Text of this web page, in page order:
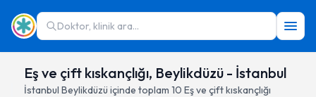
Doktor, klinik ara...
Eş ve çift kıskançlığı, Beylikdüzü - İstanbul
İstanbul Beylikdüzü içinde toplam 10 Eş ve çift kıskançlığı